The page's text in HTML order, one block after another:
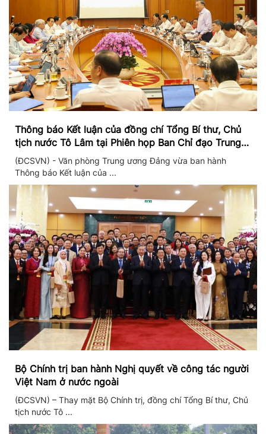
Thông báo Kết luận của đồng chí Tổng Bí thư, Chủ
tịch nước Tô Lâm tại Phiên họp Ban Chỉ đạo Trung
ương thực hiện Nghị quyết 57
(ĐCSVN) - Văn phòng Trung ương Đảng vừa ban hành
Thông báo Kết luận của ...
Bộ Chính trị ban hành Nghị quyết về công tác người
Việt Nam ở nước ngoài
(ĐCSVN) – Thay mặt Bộ Chính trị, đồng chí Tổng Bí thư, Chủ
tịch nước Tô ...